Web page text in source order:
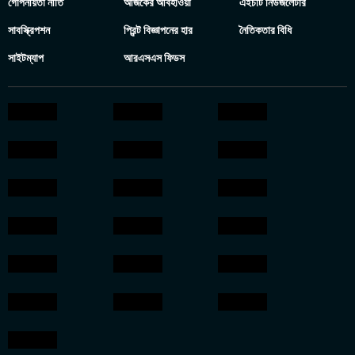
গোপনীয়তা নীতি আজকের আবহাওয়া এইচটি নিউজলেটার
সাবস্ক্রিপশন প্রিন্ট বিজ্ঞাপনের হার নৈতিকতার বিধি
সাইটম্যাপ আরএসএস ফিডস